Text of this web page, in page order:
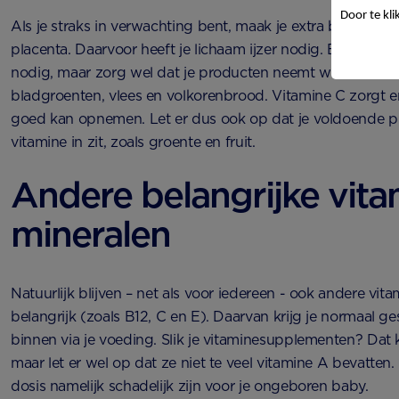
Als je straks in verwachting bent, maak je extra bloed aan
placenta. Daarvoor heeft je lichaam ijzer nodig. Een
nodig, maar zorg wel dat je producten neemt waarin veel
bladgroenten, vlees en volkorenbrood. Vitamine C zorgt
goed kan opnemen. Let er dus ook op dat je voldoende
vitamine in zit, zoals groente en fruit.
Andere belangrijke
mineralen
Natuurlijk blijven – net als voor iedereen - ook andere
belangrijk (zoals B12, C en E). Daarvan krijg je normaal
binnen via je voeding. Slik je vitaminesupplementen? Dat
maar let er wel op dat ze niet te veel vitamine A
dosis namelijk schadelijk zijn voor je ongeboren baby.
Door te